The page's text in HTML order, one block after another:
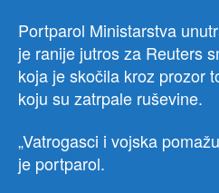
Portparol Ministarstva
je ranije jutros za Reuters
koja je skočila kroz prozor
koju su zatrpale ruševine.
„Vatrogasci i vojska
je portparol.